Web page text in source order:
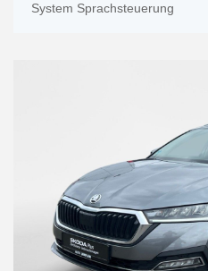
System Sprachsteuerung